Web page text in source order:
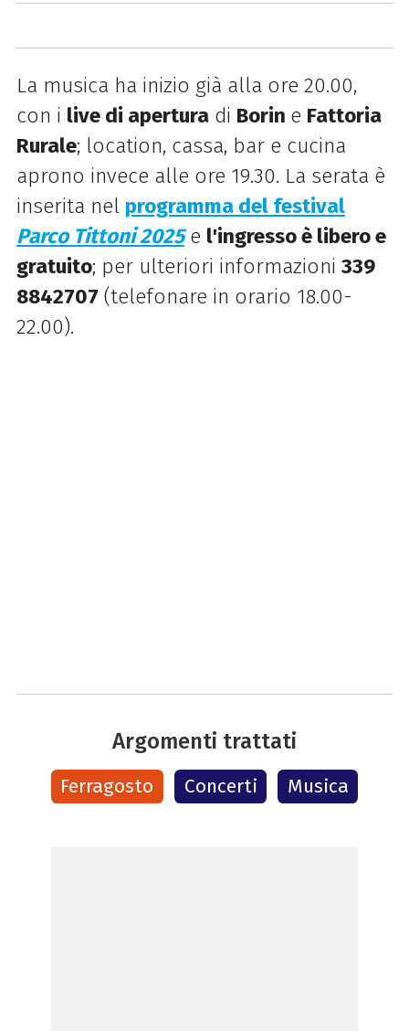
La musica ha inizio già alla ore 20.00,
con i live di aperturadi Borin e Fattoria
Rurale; location, cassa, bar e cucina
aprono invece alle ore 19.30. La serata è
inserita nel programma del festival
Parco Tittoni 2025e l'ingresso è libero e
gratuito; perulteriori informazioni 339
8842707 (telefonare in orario 18.00-
22.00).
Argomenti trattati
Ferragosto Concerti Musica